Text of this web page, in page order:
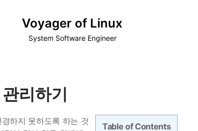
Voyager of Linux
System Software Engineer
리하기
Table of Contents
하지 못하도록 하는 것